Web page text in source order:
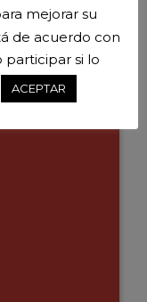
mejorar su
de acuerdo con
si lo
ACEPTAR